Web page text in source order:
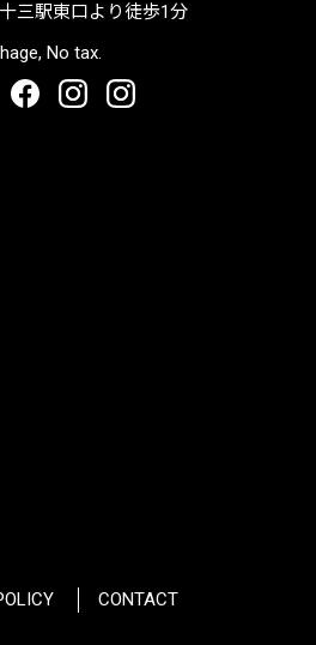
三駅東口より徒歩1分
No tax.
CONTACT